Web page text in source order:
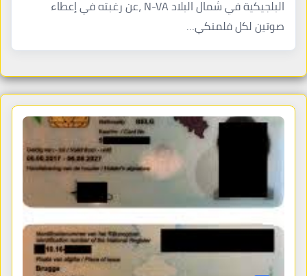
البلجيكية في شمال البلاد N-VA ،عن رغبته في إعطاء
صوتين لكل فلمنكي…